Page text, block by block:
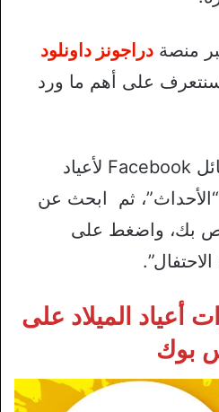
منصة دراجونز داونلود
على أهم ما ورد
يمكنك التخلص من رسائل Facebook لأعياد
“الأحداث”، ثم ابحث عن
بك، واضغط على
أعياد الميلاد على
بوك